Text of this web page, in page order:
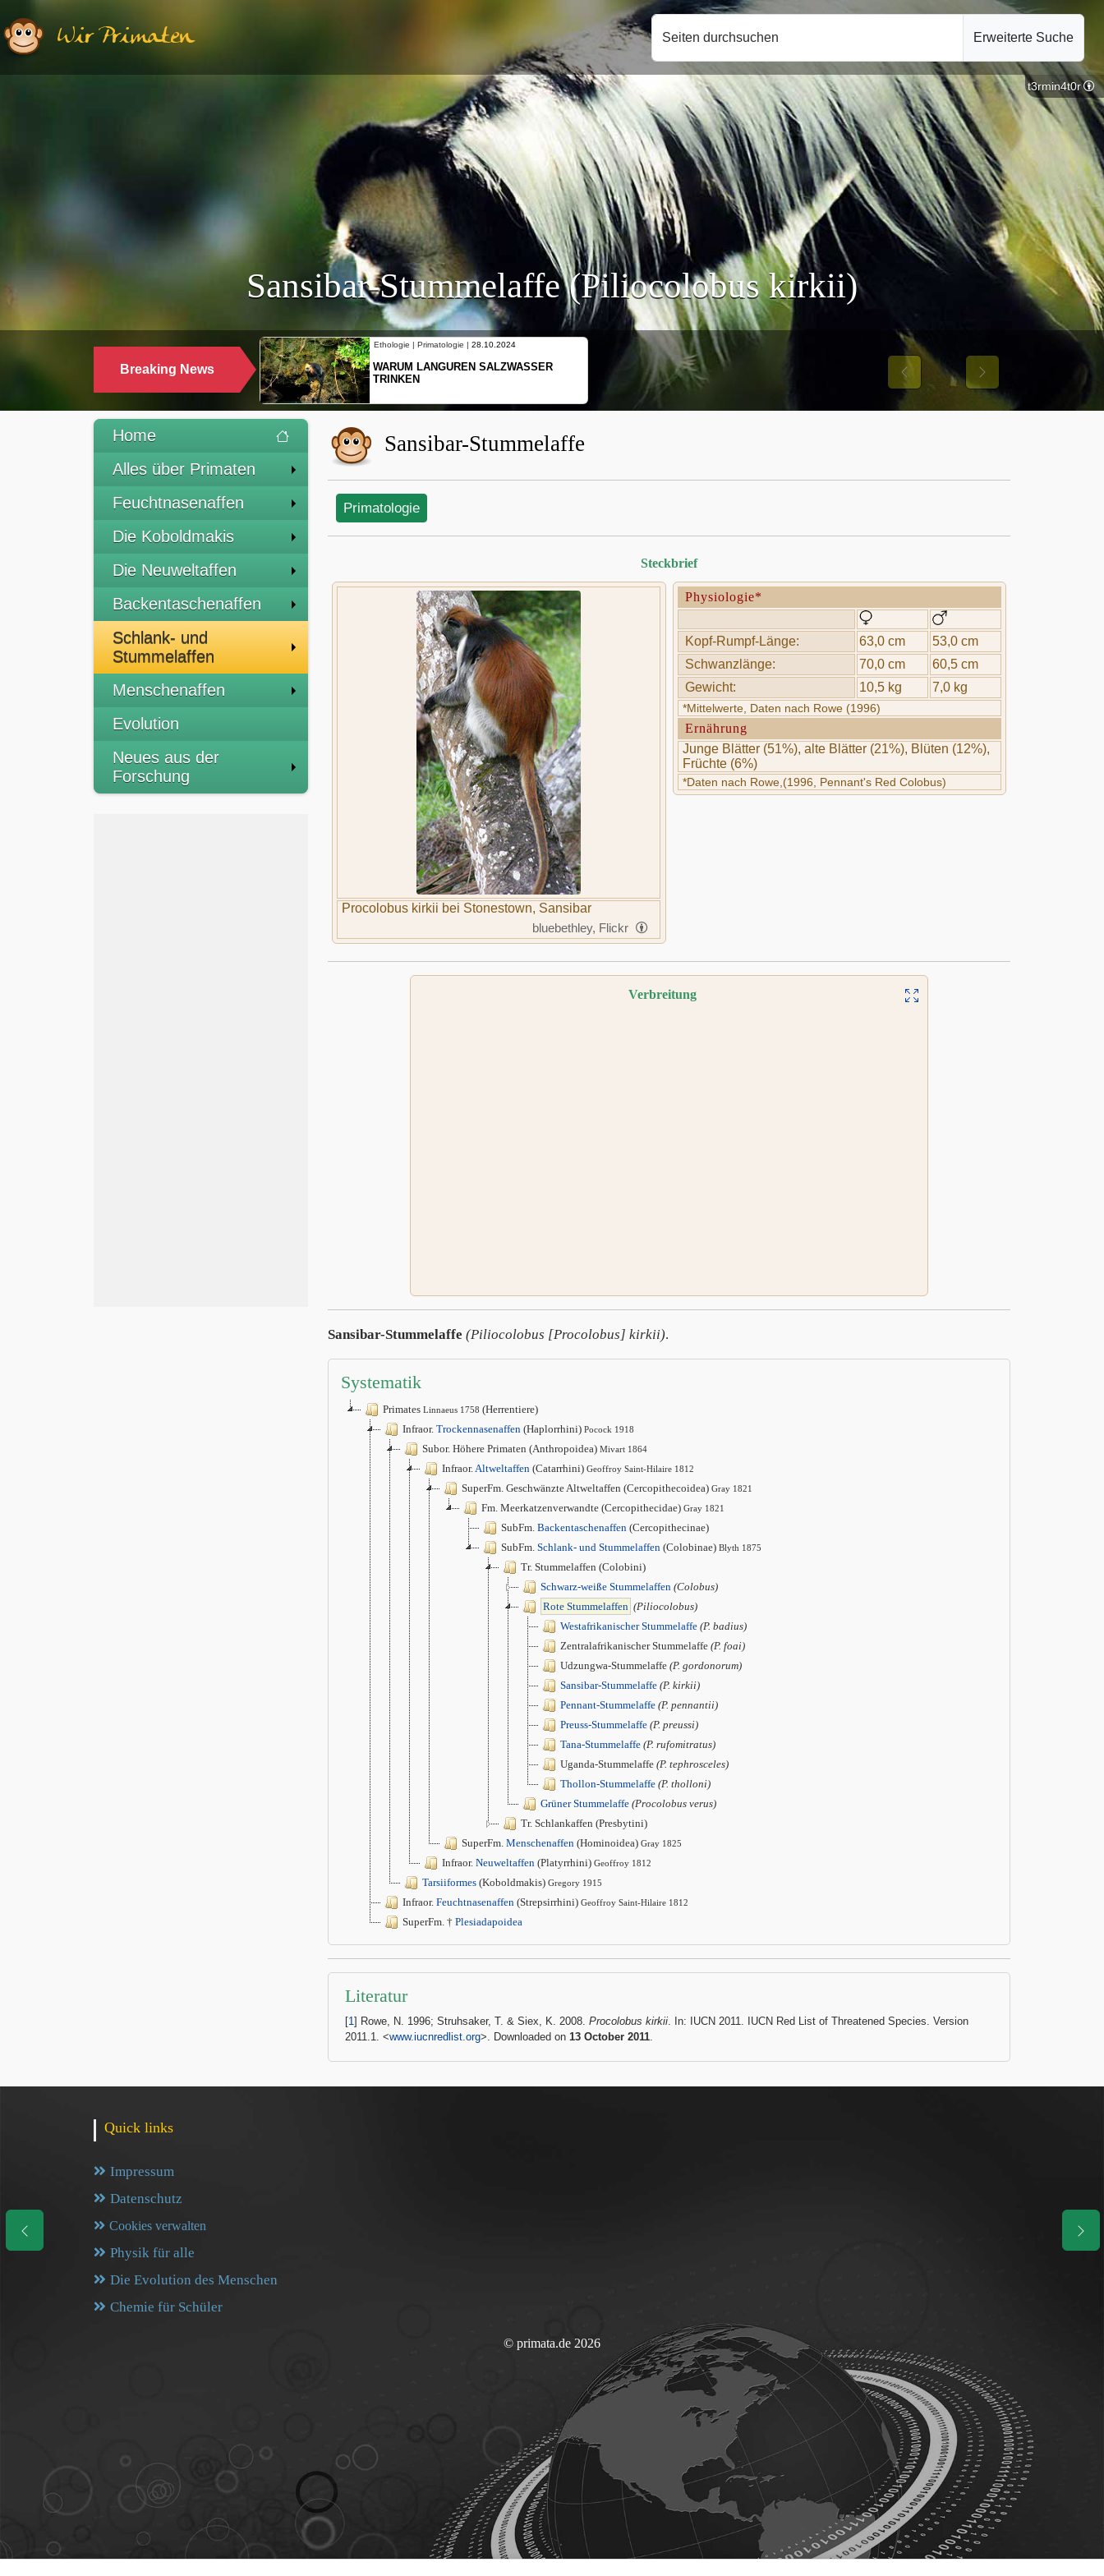
Wir Primaten Seiten durchsuchen Erweiterte Suche
Sansibar-Stummelaffe (Piliocolobus kirkii)
Breaking News
Ethologie | Primatologie |10.10.2024
NEUES VON WEIBLICHEN
SCHOPFGIBBONS UND IHRER
WARUM LANGUREN SALZWASSER
Previous Next
t3rmin4t0r
Home
Alles über Primaten
Feuchtnasenaffen
Die Koboldmakis
Die Neuweltaffen
Backentaschenaffen
Schlank- und
Stummelaffen
Menschenaffen
Evolution
Neues aus der
Forschung
Sansibar-Stummelaffe
Primatologie
Steckbrief
Procolobus kirkii bei Stonestown, Sansibar
bluebethley, Flickr
Physiologie*
Kopf-Rumpf-Länge: 63,0 cm
53,0 cm
Schwanzlänge:
70,0 cm
60,5 cm
Gewicht:
10,5 kg 7,0 kg
*Mittelwerte, Daten nach Rowe (1996)
Ernährung
Junge Blätter (51%), alte Blätter (21%), Blüten (12%),
Früchte (6%)
*Daten nach Rowe,(1996, Pennant's Red Colobus)
Verbreitung
Sansibar-Stummelaffe (Piliocolobus [Procolobus] kirkii).
Systematik
Primates Linnaeus 1758 (Herrentiere)
Infraor. Trockennasenaffen (Haplorrhini) Pocock 1918
Subor. Höhere Primaten (Anthropoidea) Mivart 1864
Infraor.Altweltaffen (Catarrhini) Geoffroy Saint-Hilaire 1812
SuperFm. Geschwänzte Altweltaffen (Cercopithecoidea) Gray 1821
Fm. Meerkatzenverwandte (Cercopithecidae) Gray 1821
SubFm. Backentaschenaffen (Cercopithecinae)
SubFm. Schlank- und Stummelaffen (Colobinae) Blyth 1875
Tr. Stummelaffen (Colobini)
Schwarz-weiße Stummelaffen (Colobus)
Rote Stummelaffen (Piliocolobus)
Westafrikanischer Stummelaffe (P. badius)
Zentralafrikanischer Stummelaffe (P. foai)
Udzungwa-Stummelaffe (P. gordonorum)
Sansibar-Stummelaffe (P. kirkii)
Pennant-Stummelaffe (P. pennantii)
Preuss-Stummelaffe (P. preussi)
Tana-Stummelaffe (P. rufomitratus)
Uganda-Stummelaffe (P. tephrosceles)
Thollon-Stummelaffe (P. tholloni)
Grüner Stummelaffe (Procolobus verus)
Tr. Schlankaffen (Presbytini)
SuperFm. Menschenaffen (Hominoidea) Gray 1825
Infraor. Neuweltaffen (Platyrrhini) Geoffroy 1812
Tarsiiformes (Koboldmakis) Gregory 1915
Infraor. Feuchtnasenaffen (Strepsirrhini) Geoffroy Saint-Hilaire 1812
SuperFm. † Plesiadapoidea
Literatur
[1] Rowe, N. 1996; Struhsaker, T. & Siex, K. 2008. Procolobus kirkii. In: IUCN 2011. IUCN Red List of Threatened Species. Version
2011.1. <www.iucnredlist.org>. Downloaded on 13 October 2011.
Quick links
Impressum
Datenschutz
Cookies verwalten
Physik für alle
Die Evolution des Menschen
Chemie für Schüler
© primata.de 2026